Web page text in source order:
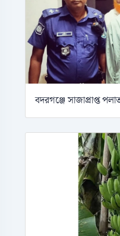
বদরগঞ্জে সাজাপ্রাপ্ত